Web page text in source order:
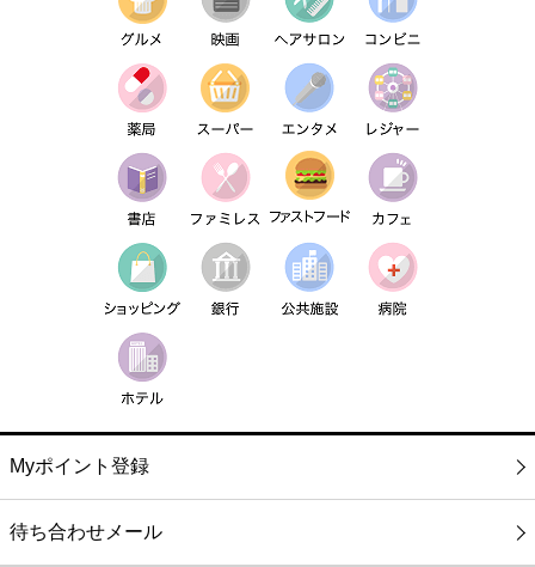
Myポイント登録
待ち合わせメール